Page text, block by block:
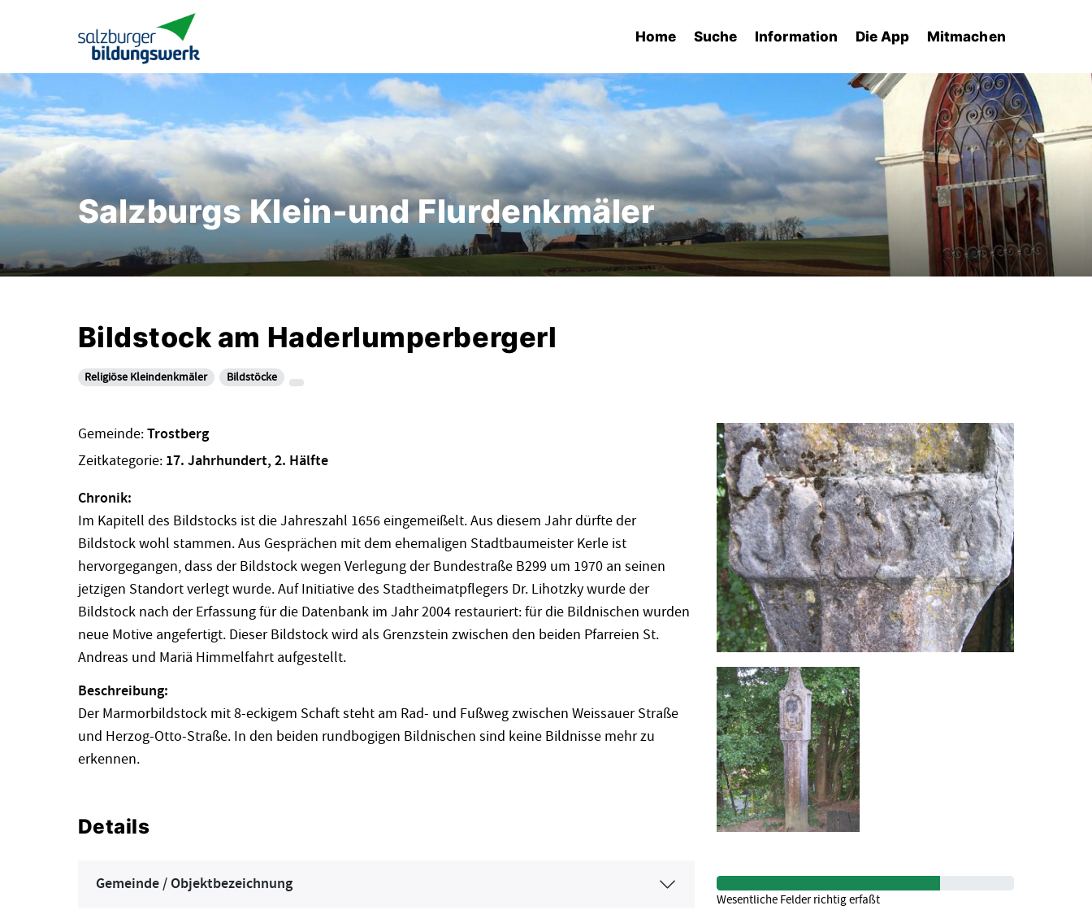
Home Suche Information Die App Mitmachen
Salzburgs Klein-und Flurdenkmäler
Bildstock am Haderlumperbergerl
Religiöse Kleindenkmäler Bildstöcke
Gemeinde:Trostberg
Zeitkategorie: 17. Jahrhundert, 2. Hälfte
Chronik:
Im Kapitell des Bildstocks ist die Jahreszahl 1656 eingemeißelt. Aus diesem Jahr dürfte der
Bildstock wohl stammen. Aus Gesprächen mit dem ehemaligen Stadtbaumeister Kerle ist
hervorgegangen, dass der Bildstock wegen Verlegung der Bundestraße B299 um 1970 an seinen
jetzigen Standort verlegt wurde. Auf Initiative des Stadtheimatpflegers Dr. Lihotzky wurde der
Bildstock nach der Erfassung für die Datenbank im Jahr 2004 restauriert: für die Bildnischen wurden
neue Motive angefertigt. Dieser Bildstock wird als Grenzstein zwischen den beiden Pfarreien St.
Andreas und Mariä Himmelfahrt aufgestellt.
Beschreibung:
Der Marmorbildstock mit 8-eckigem Schaft steht am Rad- und Fußweg zwischen Weissauer Straße
und Herzog-Otto-Straße. In den beiden rundbogigen Bildnischen sind keine Bildnisse mehr zu
erkennen.
Details
Gemeinde / Objektbezeichnung
Wesentliche Felder richtig erfaßt